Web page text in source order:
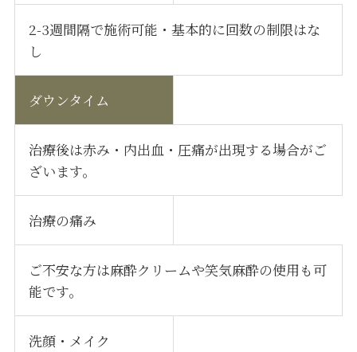
2-3週間隔で施術可能・基本的に回数の制限はな
し
ダウンタイム
治療後は赤み・内出血・圧痛が出現する場合がご
ざいます。
治療の痛み
ご不安な方は麻酔クリームや笑気麻酔の使用も可
能です。
洗顔・メイク